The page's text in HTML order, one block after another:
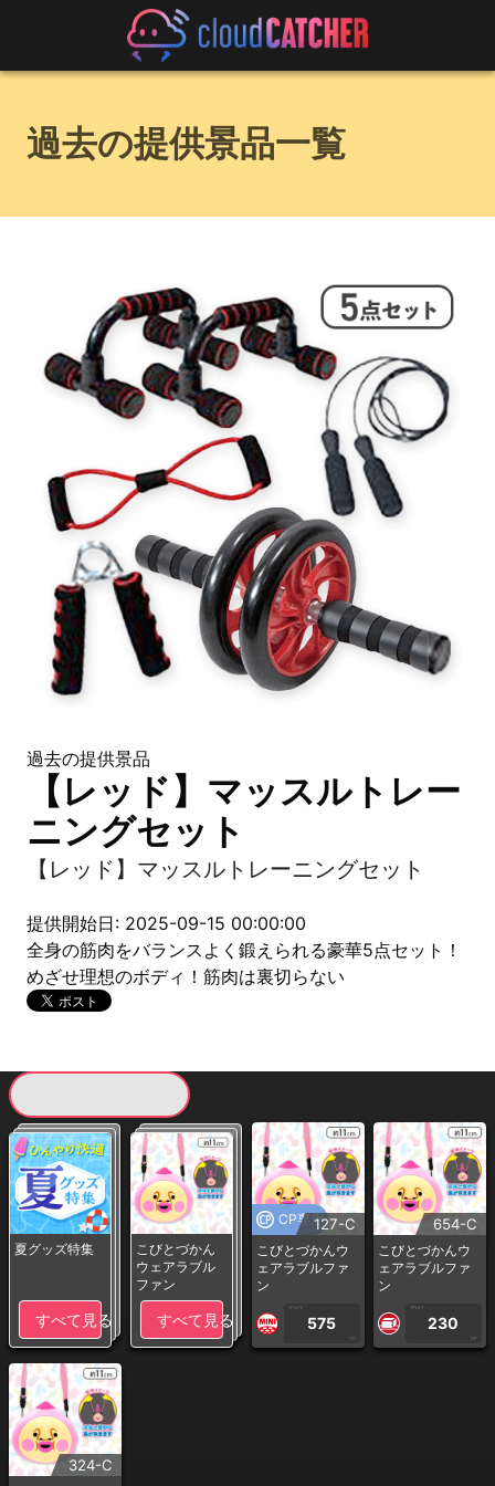
過去の提供景品一覧
過去の提供景品
【レッド】マッスルトレー
ニングセット
【レッド】マッスルトレーニングセット
提供開始日: 2025-09-15 00:00:00
全身の筋肉をバランスよく鍛えられる豪華5点セット！
めざせ理想のボディ！筋肉は裏切らない
夏グッズ特集
すべて見る
こびとづかん
ウェアラブル
ファン
すべて見る
CP専用127-C
こびとづかんウ
ェアラブルファ
ン
1PLAY
575
CP
654-C
こびとづかんウ
ェアラブルファ
ン
1PLAY
230
CP
324-C